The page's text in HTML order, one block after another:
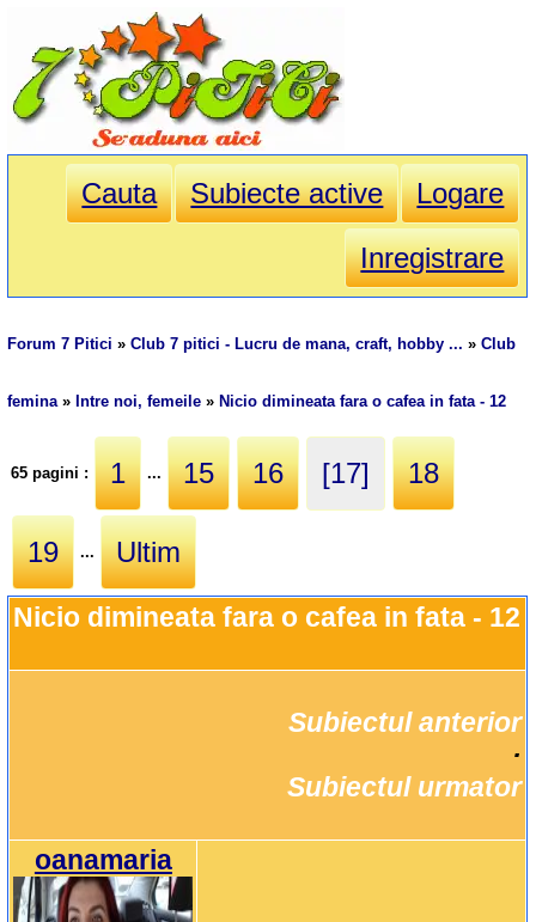
Cauta Subiecte active
Logare
Inregistrare
Forum 7 Pitici »Club 7 pitici - Lucru de mana, craft, hobby ... »Club
femina» Intre noi, femeile » Nicio dimineata fara o cafea in fata - 12
65 pagini : 1 ... 15 16 [17] 18
19 ... Ultim
Nicio dimineata fara o cafea in fata - 12
Subiectul anterior
Subiectul urmator
oanamaria